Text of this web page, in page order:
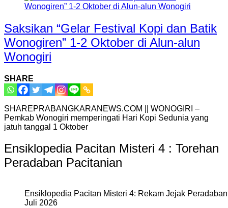
Saksikan “Gelar Festival Kopi dan Batik
Wonogiren” 1-2 Oktober di Alun-alun
Wonogiri
SHARE
SHAREPRABANGKARANEWS.COM || WONOGIRI –
Pemkab Wonogiri memperingati Hari Kopi Sedunia yang
jatuh tanggal 1 Oktober
Ensiklopedia Pacitan Misteri 4 : Torehan
Peradaban Pacitanian
Ensiklopedia Pacitan Misteri 4: Rekam Jejak
Juli 2026